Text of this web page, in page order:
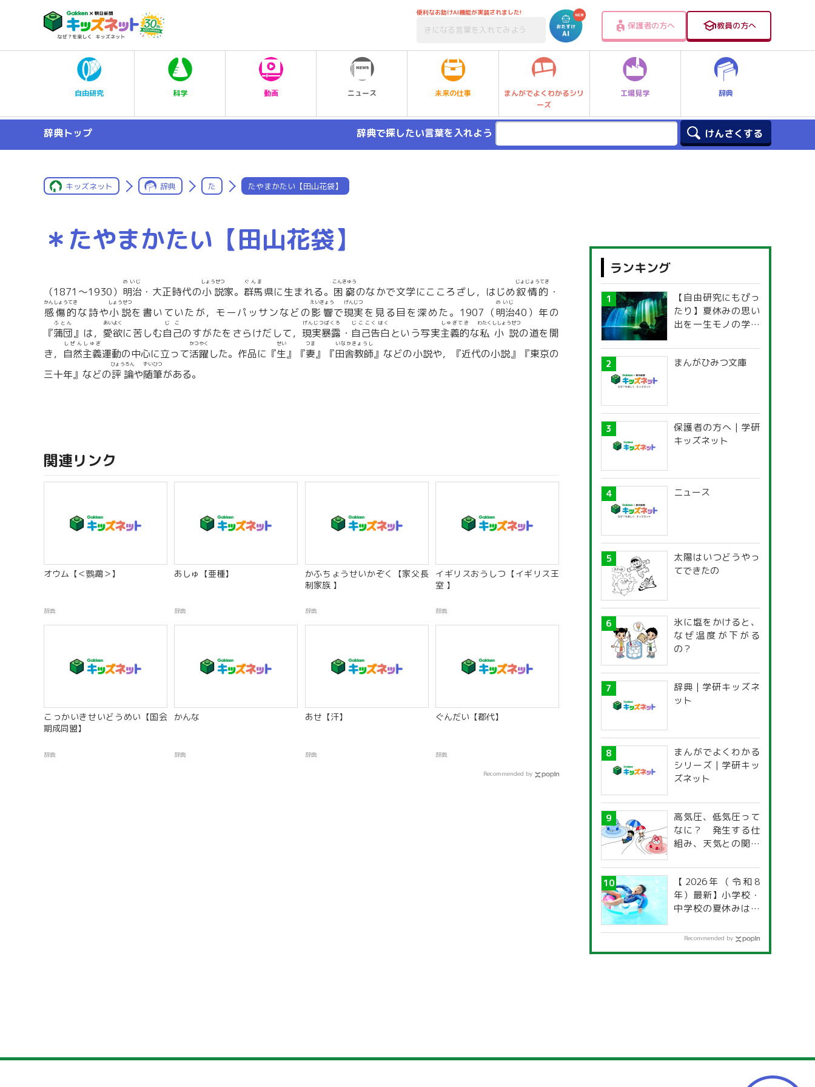
便利なお助けAI機能が実装されました!
保護者の方へ 教員の方へ
自由研究 科学 動画 ニュース 未来の仕事
まんがでよくわかるシリ
ーズ
工場見学 辞典
辞典トップ 辞典で探したい言葉を入れよう
キッズネット 辞典 た たやまかたい【田山花袋】
＊たやまかたい【田山花袋】
（1871〜1930） 明治
めいじ
・大正時代の小説
しょうせつ
家。 群馬
ぐんま
県に生まれる。 困窮
こんきゅう
のなかで文学にこころざし，はじめ叙情的
じょじょうてき
・
感傷的
かんしょうてき
な詩や小説
しょうせつ
を書いていたが，モーパッサンなどの影響
えいきょう
で現実
げんじつ
を見る目を深めた。1907（明治
めいじ
40）年の
『蒲団
ふとん
』は， 愛欲
あいよく
に苦しむ自己
じこ
のすがたをさらけだして， 現実暴露
げんじつばくろ
・ 自己告白
じここくはく
という写実主義的
しゅぎてき
な私小説
わたくししょうせつ
の道を開
き， 自然主義
しぜんしゅぎ
運動の中心に立って活躍
かつやく
した。作品に『生
せい
』『妻
つま
』『田舎教師
いなかきょうし
』などの小説や，『近代の小説』『東京の
三十年』などの評論
ひょうろん
や随筆
ずいひつ
がある。
関連リンク
オウム【＜鸚鵡＞】
辞典
あしゅ【亜種】
辞典
かふちょうせいかぞく【家父長
制家族 】
辞典
イギリスおうしつ【イギリス王
室 】
辞典
こっかいきせいどうめい【国会
期成同盟】
辞典
かんな
辞典
あせ【汗】
辞典
ぐんだい【郡代】
辞典
Recommended by
ランキング
【自由研究にもぴっ
たり】夏休みの思い
出を一生モノの学び
探究ガイド
まんがひみつ文庫
保護者の方へ | 学研
キッズネット
ニュース
太陽はいつどうやっ
てできたの
氷に塩をかけると、
なぜ温度が下がる
の？
辞典 | 学研キッズネ
ット
まんがでよくわかる
シリーズ | 学研キッ
ズネット
高気圧、低気圧って
なに？ 発生する仕
組み、天気との関係
【2026年（令和8
年）最新】小学校・
中学校の夏休みはい
道府県別「夏季休暇
Recommended by